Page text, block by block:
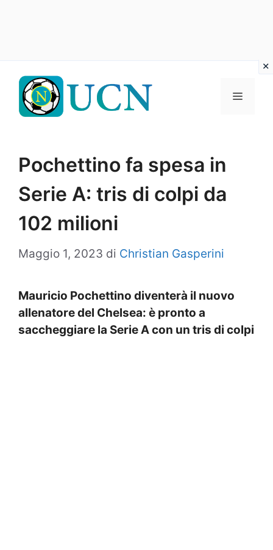
contenuto
Menu
Pochettino fa spesa in
Serie A: tris di colpi da
102 milioni
Maggio 1, 2023 di Christian Gasperini
Mauricio Pochettino diventerà il nuovo
allenatore del Chelsea: è pronto a
saccheggiare la Serie A con un tris di colpi